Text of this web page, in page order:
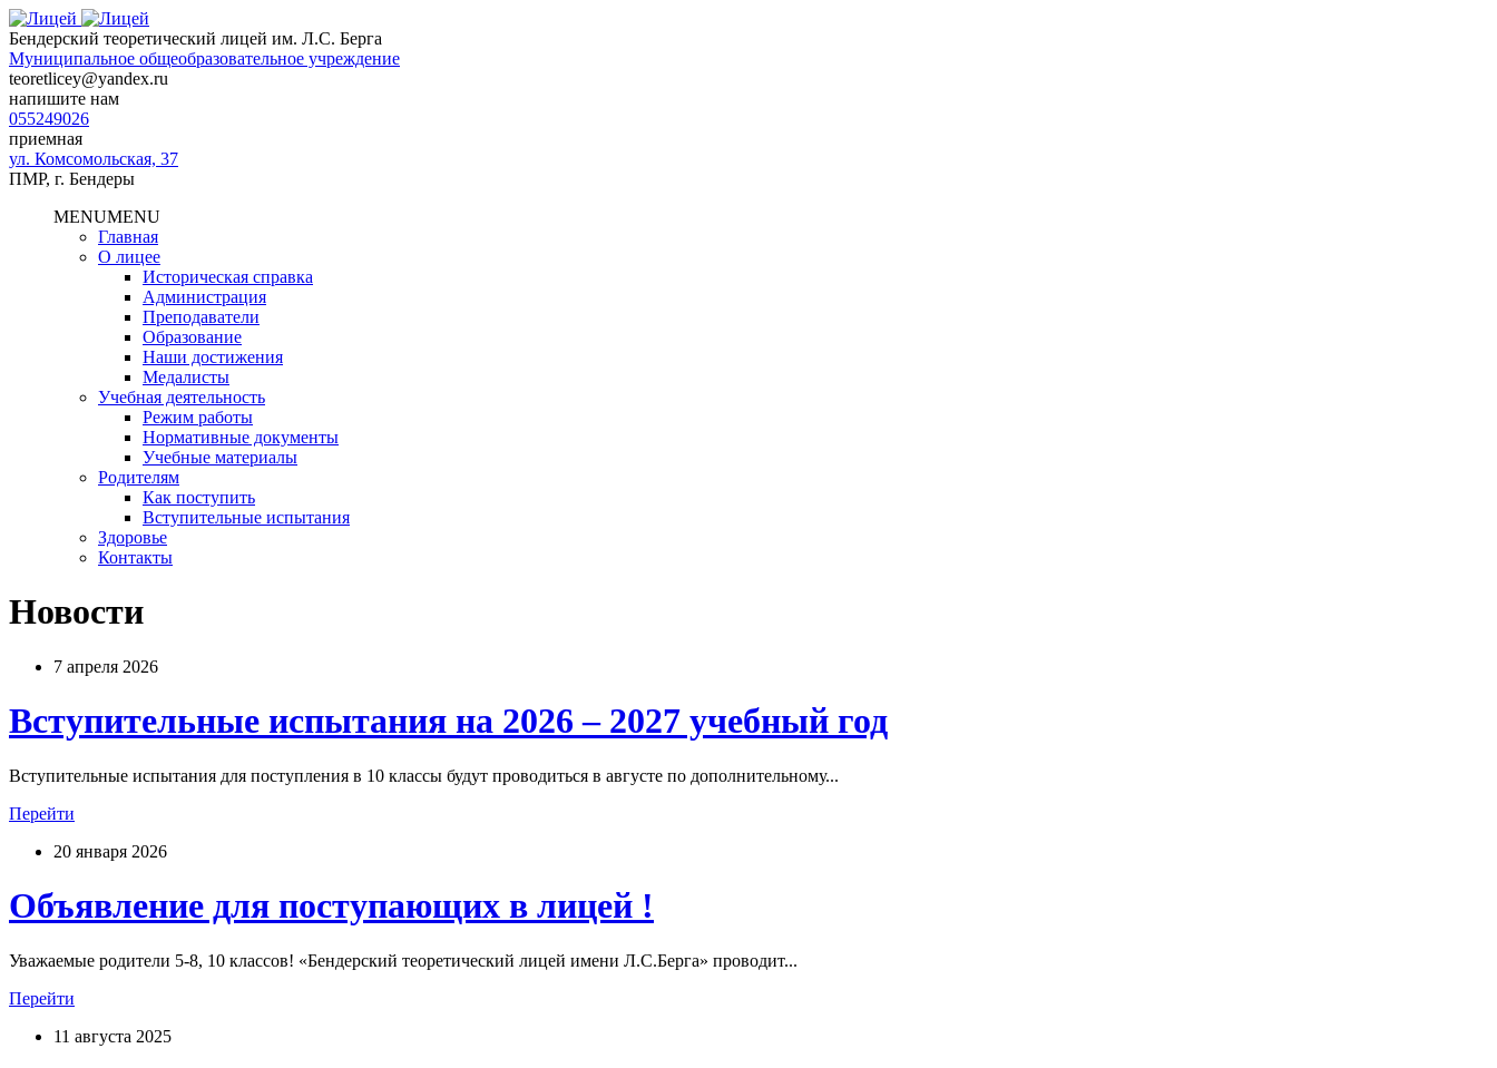
Бендерский теоретический лицей им. Л.С. Берга
Муниципальное общеобразовательное учреждение
teoretlicey@yandex.ru
напишите нам
055249026
приемная
ул. Комсомольская, 37
ПМР, г. Бендеры
MENUMENU
Главная
О лицее
Историческая справка
Администрация
Преподаватели
Образование
Наши достижения
Медалисты
Учебная деятельность
Режим работы
Нормативные документы
Учебные материалы
Родителям
Как поступить
Вступительные испытания
Здоровье
Контакты
Новости
7 апреля 2026
Вступительные испытания на 2026 – 2027 учебный год
Вступительные испытания для поступления в 10 классы будут проводиться в августе по дополнительному...
Перейти
20 января 2026
Объявление для поступающих в лицей !
Уважаемые родители 5-8, 10 классов! «Бендерский теоретический лицей имени Л.С.Берга» проводит...
Перейти
11 августа 2025